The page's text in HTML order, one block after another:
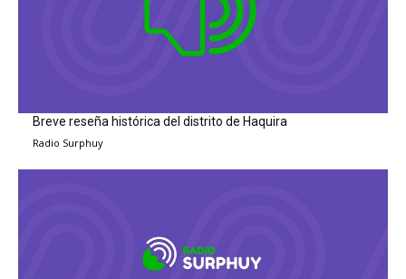
Breve reseña histórica del distrito de Haquira
Radio Surphuy